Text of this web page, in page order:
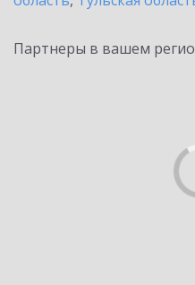
Партнеры в вашем